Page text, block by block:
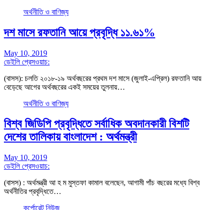
অর্থনীতি ও বাণিজ্য
দশ মাসে রফতানি আয়ে প্রবৃদ্ধি ১১.৬১%
May 10, 2019
ডেইলি প্রেসওয়াচ:
(বাসস): চলতি ২০১৮-১৯ অর্থবছরের প্রথম দশ মাসে (জুলাই-এপ্রিল) রফতানি আয়
বেড়েছে আগের অর্থবছরের একই সময়ের তুলনায়…
অর্থনীতি ও বাণিজ্য
বিশ্ব জিডিপি প্রবৃদ্ধিতে সর্বাধিক অবদানকারী বিশটি
দেশের তালিকায় বাংলাদেশ : অর্থমন্ত্রী
May 10, 2019
ডেইলি প্রেসওয়াচ:
(বাসস) : অর্থমন্ত্রী আ হ ম মুস্তফা কামাল বলেছেন, আগামী পাঁচ বছরের মধ্যে বিশ্ব
অর্থনীতির প্রবৃদ্ধিতে…
কর্পোরেট নিউজ